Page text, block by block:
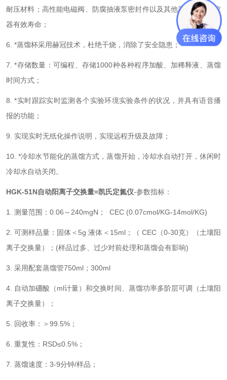
耐压材料；高性能电磁阀、防腐抽液泵密封件以及其他器件，确保仪
器有效寿命；
6. *蒸馏杯采用赫冠技术，杜绝干烧，消除了安全隐患；
7. *存储数量：可编程、存储1000种各种程序加酸、加稀释液、蒸馏
时间方式；
8. *实时跟踪实时监测各个实验环境实验条件的状况，并具有语音播
报的功能；
9. 实现实时无纸化操作说明，实现远程升级及故障；
10. *冷却水节能化的蒸馏方式，蒸馏开始，冷却水自动打开，休闲时
冷却水自动关闭。
HGK-51N自动阳离子交换量=凯氏定氮仪-参数指标：
1. 测量范围：0.06～240mgN； CEC (0.07cmol/KG-14mol/KG)
2. 可测样品量：固体＜5g 液体＜15ml；（ CEC（0-30克）（土壤阳
离子交换量）；(样品过多、过少对前处理和蒸馏会有影响)
3. 采用配套蒸馏管750ml；300ml
4. 自动加硼酸（ml计量）和交换时间、蒸馏功率多阶层可调（土壤阳
离子交换量）；
5. 回收率：＞99.5%；
6. 重复性：RSD≤0.5%；
7. 蒸馏速度：3-9分钟/样品；